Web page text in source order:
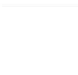
据进行挖掘，实现
来发展趋势
的不断发展，【